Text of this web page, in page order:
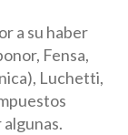
a su haber
Fensa,
Luchetti,